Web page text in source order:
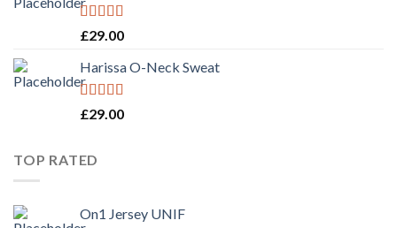
Rated
of 5
£29.00
Harissa O-Neck Sweat
Rated4.00
£29.00
TOP RATED
On1 Jersey UNIF